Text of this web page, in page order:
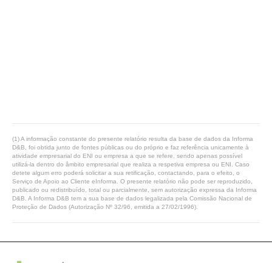
(1) A informação constante do presente relatório resulta da base de dados da Informa
D&B, foi obtida junto de fontes públicas ou do próprio e faz referência unicamente à
atividade empresarial do ENI ou empresa a que se refere, sendo apenas possível
utilizá-la dentro do âmbito empresarial que realiza a respetiva empresa ou ENI. Caso
detete algum erro poderá solicitar a sua retificação, contactando, para o efeito, o
Serviço de Apoio ao Cliente eInforma. O presente relatório não pode ser reproduzido,
publicado ou redistribuído, total ou parcialmente, sem autorização expressa da Informa
D&B. A Informa D&B tem a sua base de dados legalizada pela Comissão Nacional de
Proteção de Dados (Autorização Nº 32/96, emitida a 27/02/1996).